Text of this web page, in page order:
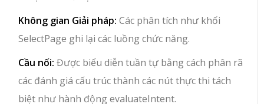
Không gian Giải pháp: Các phân tích như khối
SelectPage ghi lại các luồng chức năng.
Cầu nối: Được biểu diễn tuần tự bằng cách phân rã
các đánh giá cấu trúc thành các nút thực thi tách
biệt như hành động evaluateIntent.